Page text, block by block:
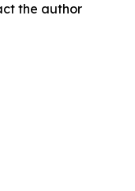
the author